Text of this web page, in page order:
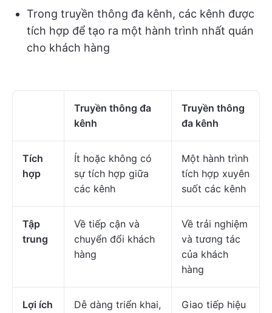
Trong truyền thông đa kênh, các kênh được
tích hợp để tạo ra một hành trình nhất quán
cho khách hàng
Truyền thông đa
kênh
Truyền thông
đa kênh
Tích
hợp
Ít hoặc không có
sự tích hợp giữa
các kênh
Một hành trình
tích hợp xuyên
suốt các kênh
Tập
trung
Về tiếp cận và
chuyển đổi khách
hàng
Về trải nghiệm
và tương tác
của khách
hàng
Lợi ích
Dễ dàng triển khai,
Giao tiếp hiệu